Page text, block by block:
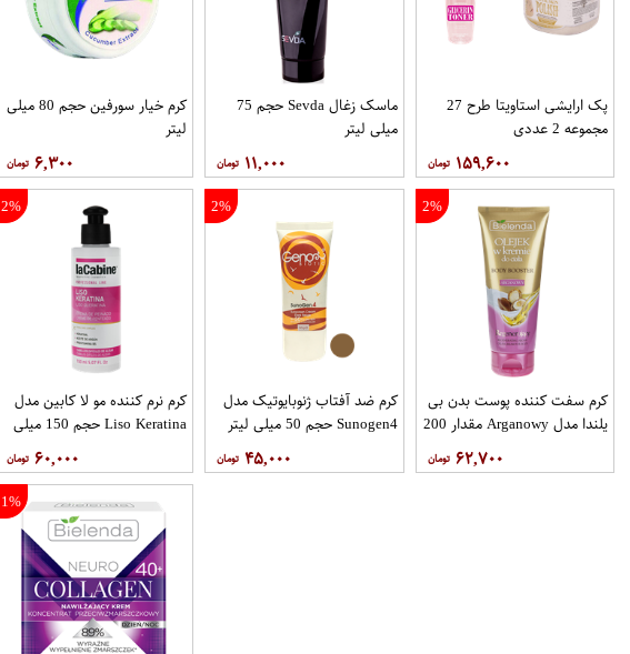
پک ارایشی استاویتا طرح 27
مجموعه 2 عددی
۱۵۹,۶۰۰
ماسک زغال Sevda حجم 75
میلی لیتر
۱۱,۰۰۰
کرم خیار سورفین حجم 80 میلی
لیتر
۶,۳۰۰
2%
کرم سفت‌ کننده پوست بدن بی
یلندا مدل Arganowy مقدار 200
۶۲,۷۰۰
2%
کرم ضد آفتاب ژنوبایوتیک مدل
Sunogen4 حجم 50 میلی لیتر
۴۵,۰۰۰
2%
کرم نرم کننده مو لا کابین مدل
Liso Keratina حجم 150 میلی
۶۰,۰۰۰
1%